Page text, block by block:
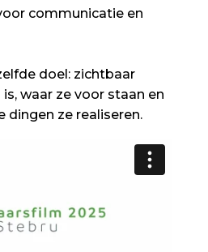
communicatie en
doel: zichtbaar
waar ze voor staan en
dingen ze realiseren.